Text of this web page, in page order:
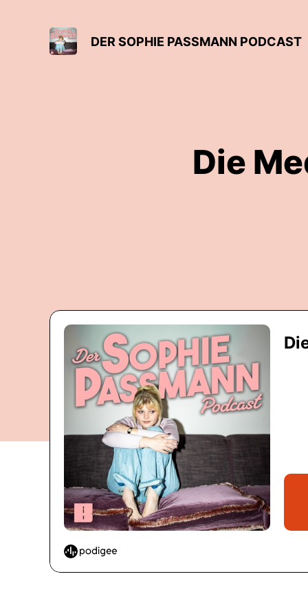
DER SOPHIE PASSMANN PODCAST
Die